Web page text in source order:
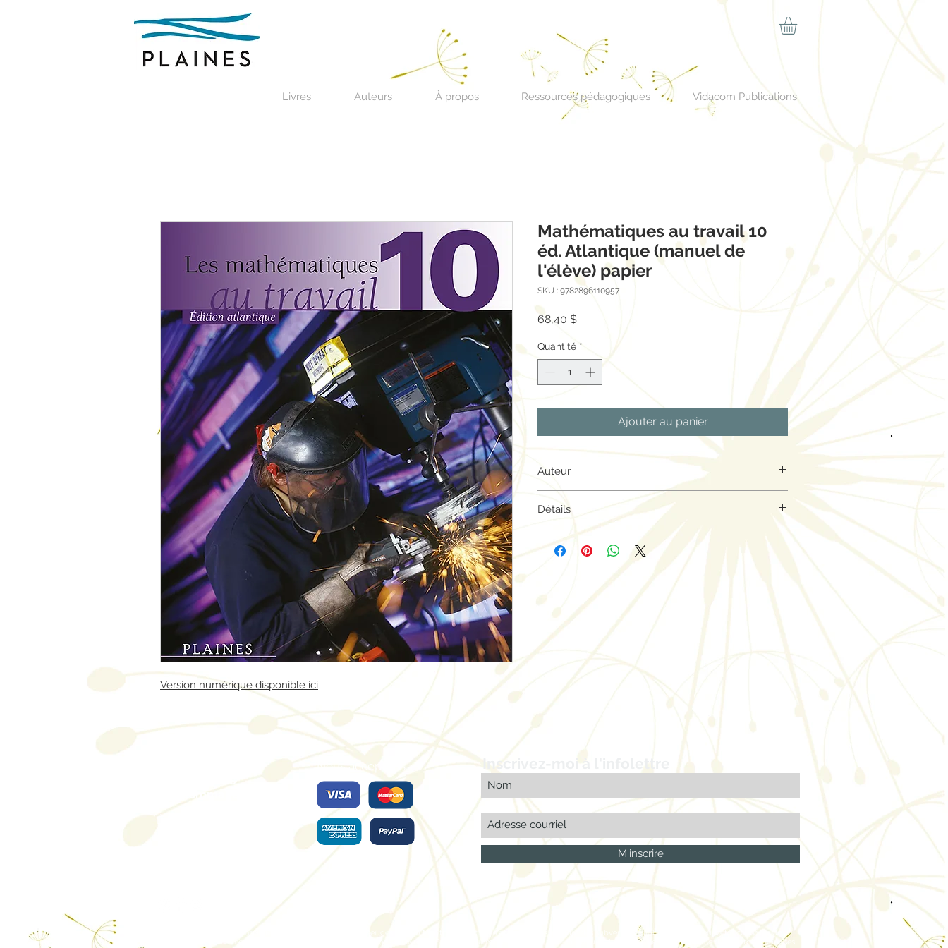
Livres Auteurs À propos Ressources pédagogiques Vidacom Publications
Version numérique disponible ici
Mathématiques au travail 10
éd. Atlantique (manuel de
l'élève) papier
SKU : 9782896110957
68,40 $Prix
Quantité *
Ajouter au panier
Auteur
Détails
Ressource de l'élève
Couverture souple | Couleur
ISBN 978-2-89611-095-7 (manuel seulement)
commande
Nous acceptons Inscrivez-moi à l'infolettre
M'inscrire
L'éditeur remercie le Conseil des arts du Canada et le Conseil des arts du Manitoba du soutien accordé dans le cadre des subventions globales aux éditeurs et reconnait l’aide
financière du gouvernement du Canada par l’entremise du Fonds du livre du Canada et du ministère du Sport, de la Culture, du Patrimoine et du Tourisme du Manitoba, pour ses